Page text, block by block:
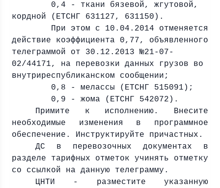
0,4 - ткани бязевой, жгутовой,
кордной (ЕТСНГ 631127, 631150).
При этом с 10.04.2014 отменяется
действие коэффициента 0,77, объявленного
телеграммой от 30.12.2013 №21-07-
02/44171, на перевозки данных грузов во
внутриреспубликанском сообщении;
0,8 - мелассы (ЕТСНГ 515091);
0,9 - жома (ЕТСНГ 542072).
Примите к исполнению. Внесите
необходимые изменения в программное
обеспечение. Инструктируйте причастных.
ДС в перевозочных документах в
разделе тарифных отметок учинять отметку
со ссылкой на данную телеграмму.
ЦНТИ - разместите указанную